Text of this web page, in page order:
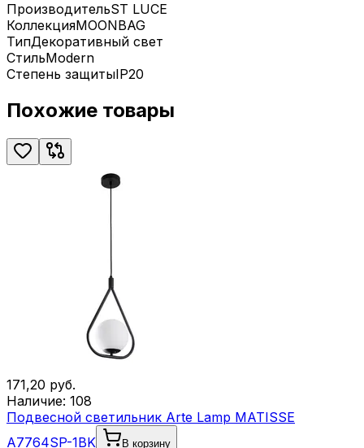
ПроизводительST LUCE
КоллекцияMOONBAG
ТипДекоративный свет
СтильModern
Степень защитыIP20
Похожие товары
171,20 руб.
Наличие: 108
Подвесной светильник Arte Lamp MATISSE
A7764SP-1BK
В корзину